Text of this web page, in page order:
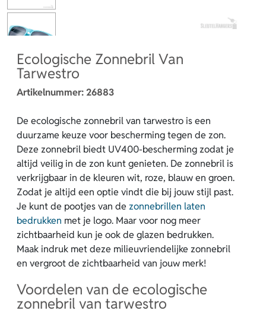
Ecologische Zonnebril Van
Tarwestro
Artikelnummer:26883
De ecologische zonnebril van tarwestro is een
duurzame keuze voor bescherming tegen de zon.
Deze zonnebril biedt UV400-bescherming zodat je
altijd veilig in de zon kunt genieten. De zonnebril is
verkrijgbaar in de kleuren wit, roze, blauw en groen.
Zodat je altijd een optie vindt die bij jouw stijl past.
Je kunt de pootjes van de zonnebrillen laten
bedrukken met je logo. Maar voor nog meer
zichtbaarheid kun je ook de glazen bedrukken.
Maak indruk met deze milieuvriendelijke zonnebril
en vergroot de zichtbaarheid van jouw merk!
Voordelen van de ecologische
zonnebril van tarwestro